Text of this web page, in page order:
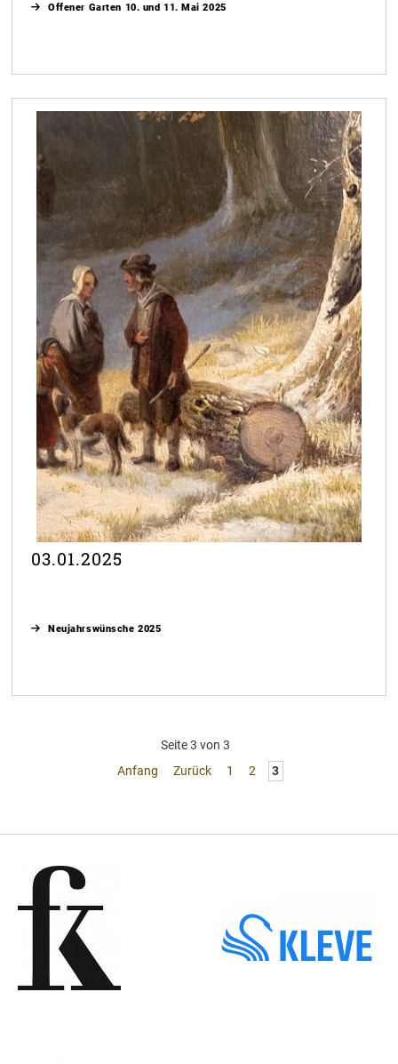
Offener Garten 10. und 11. Mai 2025
03.01.2025
Neujahrswünsche 2025
Seite 3 von 3
Anfang
Zurück 1 2 3